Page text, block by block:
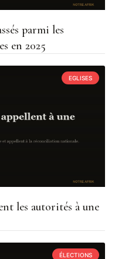
parmi les
en 2025
EGLISES
les autorités à une
ÉLECTIONS